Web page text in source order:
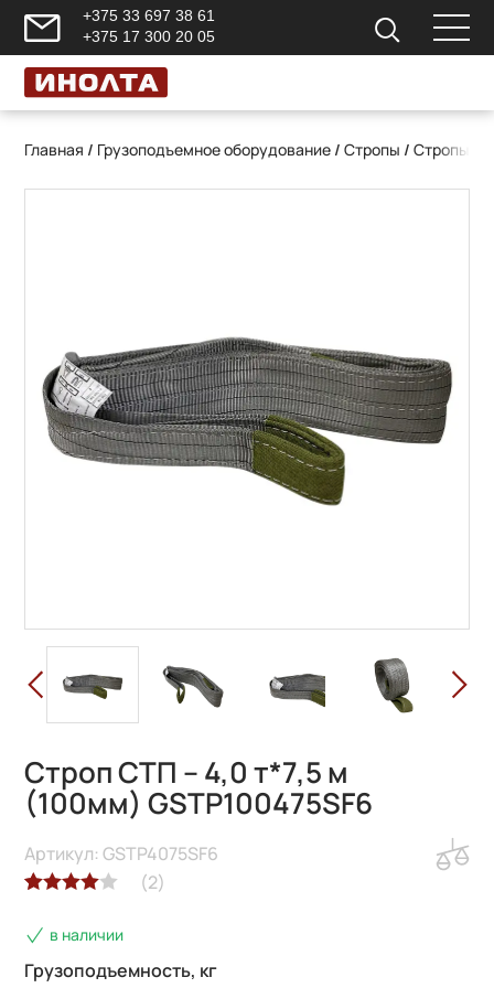
+375 33 697 38 61
+375 17 300 20 05
Главная / Грузоподъемное оборудование /Стропы /Стропы
Строп СТП – 4,0 т*7,5 м
(100мм) GSTP100475SF6
4.00из 5
на основе
(2)
Артикул: GSTP4075SF6
в наличии
Грузоподъемность, кг